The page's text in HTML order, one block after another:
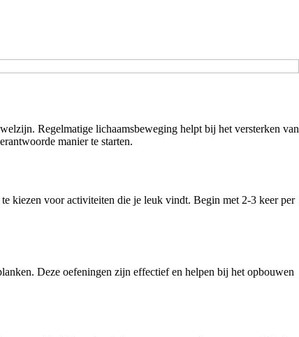
Regelmatige lichaamsbeweging helpt bij het versterken van
manier te starten.
kiezen voor activiteiten die je leuk vindt. Begin met 2-3 keer per
Deze oefeningen zijn effectief en helpen bij het opbouwen